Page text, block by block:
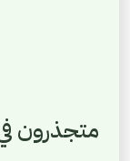
متجذرون